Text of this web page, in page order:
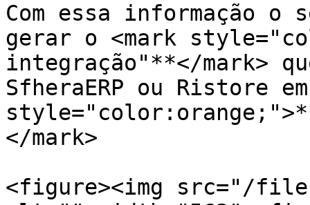
Com essa informação o
gerar o <mark
integração"**</mark>
SfheraERP ou Ristore
</mark>
<figure><img src="/